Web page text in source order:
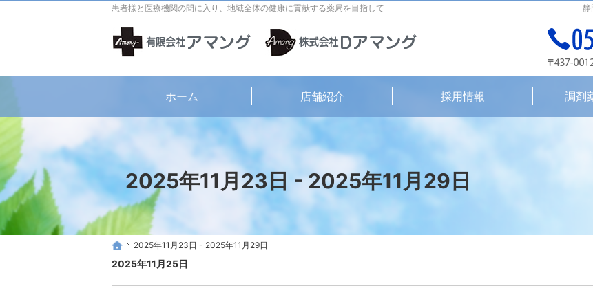
2025年11月23日 - 2025年11月29日
静
患者様と医療機関の間に入り、地域全体の健康に貢献する薬局を目指して
ホーム
2025年11月23日 - 2025年11月29日
2025年11月25日
ホーム
2025年11月23日 - 2025年11月29日
ホーム 店舗紹介 採用情報 調剤